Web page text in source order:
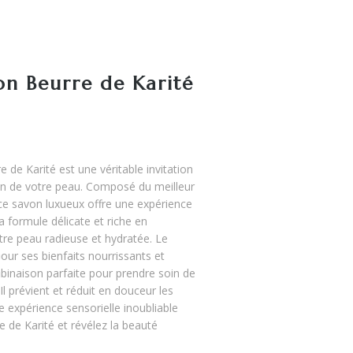
Beurre de Karité
de Karité est une véritable invitation
de votre peau. Composé du meilleur
savon luxueux offre une expérience
formule délicate et riche en
peau radieuse et hydratée. Le
ses bienfaits nourrissants et
parfaite pour prendre soin de
prévient et réduit en douceur les
expérience sensorielle inoubliable
de Karité et révélez la beauté